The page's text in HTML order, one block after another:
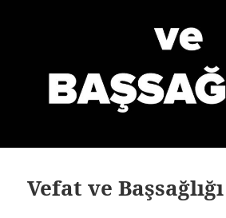
Vefat ve Başsağlığı